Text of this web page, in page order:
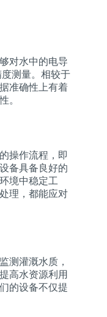
对水中的电导
测量。相较于
准确性上有着
。
操作流程，即
备具备良好的
境中稳定工
理，都能应对
测灌溉水质，
高水资源利用
的设备不仅提